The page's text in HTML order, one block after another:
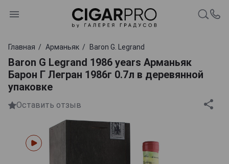
Главная Арманьяк Baron G. Legrand
Baron G Legrand 1986 years Арманьяк
Барон Г Легран 1986г 0.7л в деревянной
упаковке
Оставить отзыв